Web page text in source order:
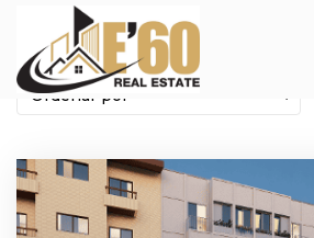
Empreendimentos